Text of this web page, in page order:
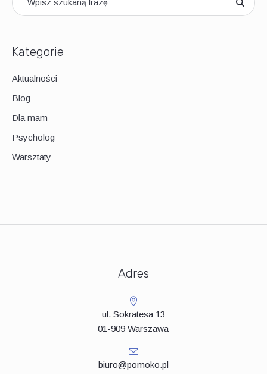
Kategorie
Aktualności
Blog
Dla mam
Psycholog
Warsztaty
Adres
ul. Sokratesa 13
01-909 Warszawa
biuro@pomoko.pl